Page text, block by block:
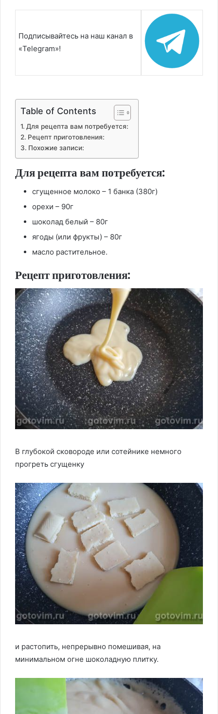
Подписывайтесь на наш канал в
«Telegram»!
Table of Contents
Для рецепта вам потребуется:
Рецепт приготовления:
Похожие записи:
Для рецепта вам потребуется:
сгущенное молоко – 1 банка (380г)
орехи – 90г
шоколад белый – 80г
ягоды (или фрукты) – 80г
масло растительное.
Рецепт приготовления:
В глубокой сковороде или сотейнике немного
прогреть сгущенку
и растопить, непрерывно помешивая, на
минимальном огне шоколадную плитку.